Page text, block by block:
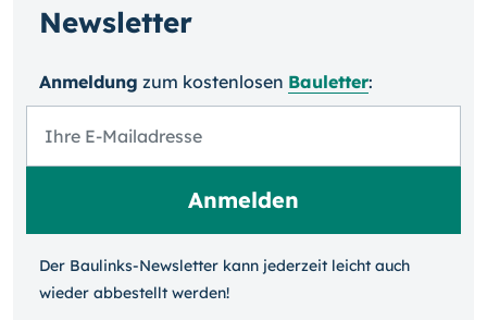
Newsletter
Anmeldung zum kosten­losen Bauletter:
Der Baulinks-Newsletter kann jeder­zeit leicht auch
wieder ab­bestellt werden!